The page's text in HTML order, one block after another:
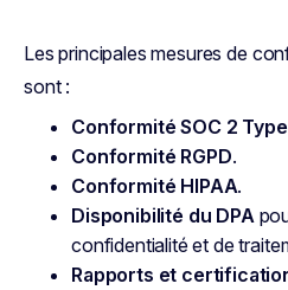
Les principales mesures de
sont :
Conformité SOC 2 Type
Conformité RGPD.
Conformité HIPAA.
Disponibilité du DPA
confidentialité et de
Rapports et